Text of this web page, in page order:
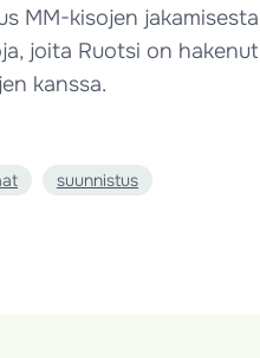
MM-kisojen
joita Ruotsi on
kanssa.
suunnistus